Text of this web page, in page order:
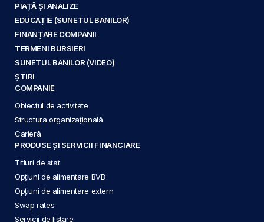
PIAȚĂ ȘI ANALIZE
EDUCAȚIE (SUNETUL BANILOR)
FINANȚARE COMPANII
TERMENI BURSIERI
SUNETUL BANILOR (VIDEO)
ȘTIRI
COMPANIE
Obiectul de activitate
Structura organizațională
Carieră
PRODUSE ȘI SERVICII FINANCIARE
Titluri de stat
Opțiuni de alimentare BVB
Opțiuni de alimentare extern
Swap rates
Servicii de listare